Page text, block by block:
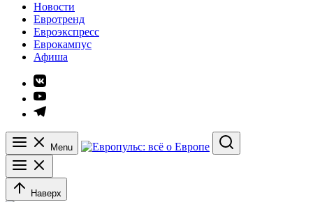
Европульс: всё о Европе
Новости
Евротренд
Евроэкспресс
Еврокампус
Афиша
Элемент
меню
Элемент
меню
Элемент
Menu
Search
Наверх